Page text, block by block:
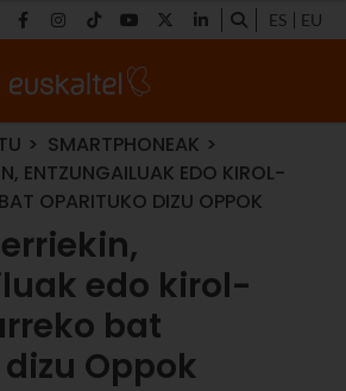
ES EU
SMARTPHONEAK
ENTZUNGAILUAK EDO KIROL-
OPARITUKO DIZU OPPOK
edo kirol-
bat
Oppok